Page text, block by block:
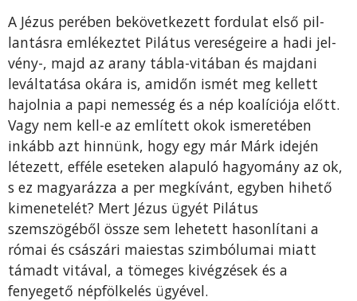
A Jézus perében bekövetkezett fordulat első pil­
lantásra emlékeztet Pilátus vereségeire a hadi jel­
vény-, majd az arany tábla-vitában és majdani
leváltatása okára is, amidőn ismét meg kellett
hajolnia a papi nemesség és a nép koalíciója előtt.
Vagy nem kell-e az említett okok ismeretében
inkább azt hin­nünk, hogy egy már Márk idején
létezett, efféle ese­teken alapuló hagyomány az ok,
s ez magyarázza a per megkívánt, egyben hihető
kimenetelét? Mert Jé­zus ügyét Pilátus
szemszögéből össze sem lehetett hasonlítani a
római és császári maiestas szimbólu­mai miatt
támadt vitával, a tömeges kivégzések és a
fenyegető népfölkelés ügyével.